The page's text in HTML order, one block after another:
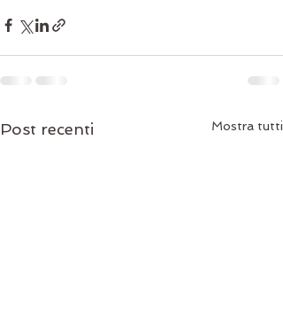
Post recenti Mostra tutti